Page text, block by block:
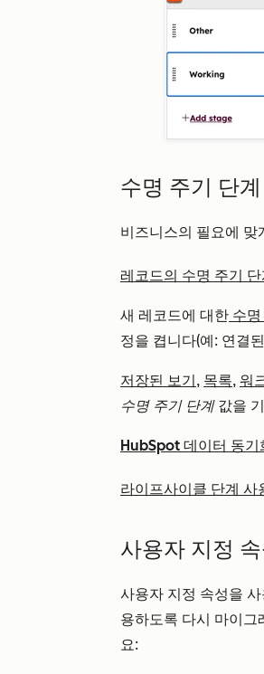
수명 주기 단
비즈니스의 필요에
레코드의 수명 주기
새 레코드에 대한 수
정을 켭니다(예: 연결
저장된 보기, 목록, 워
수명 주기 단계값을
HubSpot 데이터 동기
라이프사이클 단계 사
사용자 지정
사용자 지정 속성을
용하도록 다시 마이그
요: